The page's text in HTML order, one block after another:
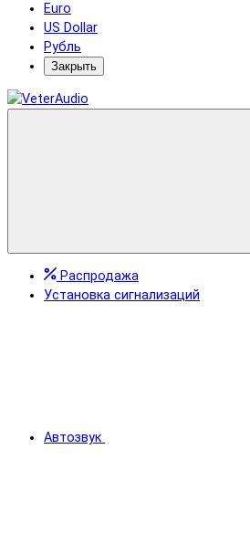
Euro
US Dollar
Рубль
Закрыть
Распродажа
Установка сигнализаций
Автозвук